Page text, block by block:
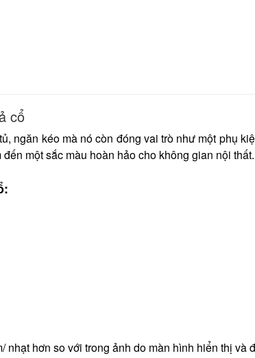
cổ
ngăn kéo mà nó còn đóng vai trò như một phụ
một sắc màu hoàn hảo cho không gian nội thất.
hơn so với trong ảnh do màn hình hiển thị và